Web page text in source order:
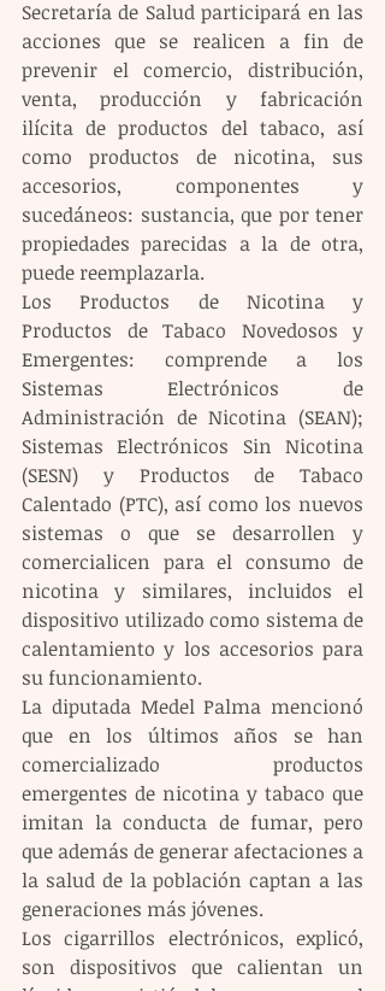
Secretaría de Salud participará en las
acciones que se realicen a fin de
prevenir el comercio, distribución,
venta, producción y fabricación
ilícita de productos del tabaco, así
como productos de nicotina, sus
accesorios, componentes y
sucedáneos: sustancia, que por tener
propiedades parecidas a la de otra,
puede reemplazarla.
Los Productos de Nicotina y
Productos de Tabaco Novedosos y
Emergentes: comprende a los
Sistemas Electrónicos de
Administración de Nicotina (SEAN);
Sistemas Electrónicos Sin Nicotina
(SESN) y Productos de Tabaco
Calentado (PTC), así como los nuevos
sistemas o que se desarrollen y
comercialicen para el consumo de
nicotina y similares, incluidos el
dispositivo utilizado como sistema de
calentamiento y los accesorios para
su funcionamiento.
La diputada Medel Palma mencionó
que en los últimos años se han
comercializado productos
emergentes de nicotina y tabaco que
imitan la conducta de fumar, pero
que además de generar afectaciones a
la salud de la población captan a las
generaciones más jóvenes.
Los cigarrillos electrónicos, explicó,
son dispositivos que calientan un